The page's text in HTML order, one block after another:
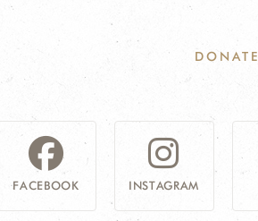
DONATE
FACEBOOK INSTAGRAM